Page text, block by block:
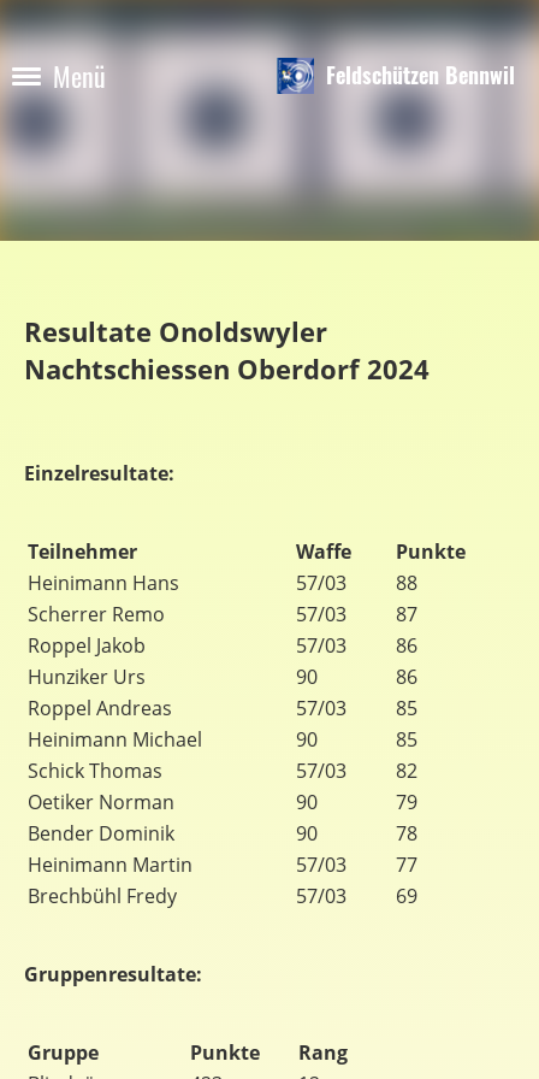
Menü Feldschützen Bennwil
Resultate Onoldswyler
Nachtschiessen Oberdorf 2024
Einzelresultate:
Teilnehmer Waffe
Punkte
Heinimann Hans
57/03
88
Scherrer Remo
57/03
87
Roppel Jakob
57/03
86
Hunziker Urs
90
86
Roppel Andreas
57/03
85
Heinimann Michael
90
85
Schick Thomas
57/03
82
Oetiker Norman
90
79
Bender Dominik
90
78
Heinimann Martin
57/03
77
Brechbühl Fredy
57/03 69
Gruppenresultate:
Gruppe Punkte
Rang